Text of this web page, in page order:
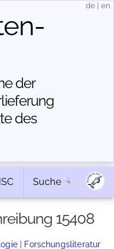
der
des
de en
Suche
15408
| Forschungsliteratur